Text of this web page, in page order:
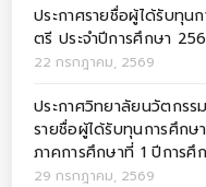
ประกาศรายชื่อผู้ได้รับทุ
ตรี ประจำปีการศึกษา
22 กรกฎาคม, 2569
ประกาศวิทยาลัยนวัตกรร
รายชื่อผู้ได้รับทุนการศึก
ภาคการศึกษาที่ 1 ปีการศึ
29 กรกฎาคม, 2569